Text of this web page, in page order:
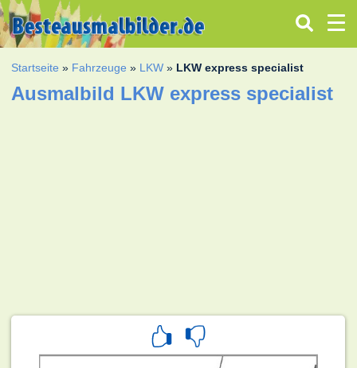
Startseite » Fahrzeuge » LKW » LKW express specialist
Ausmalbild LKW express specialist